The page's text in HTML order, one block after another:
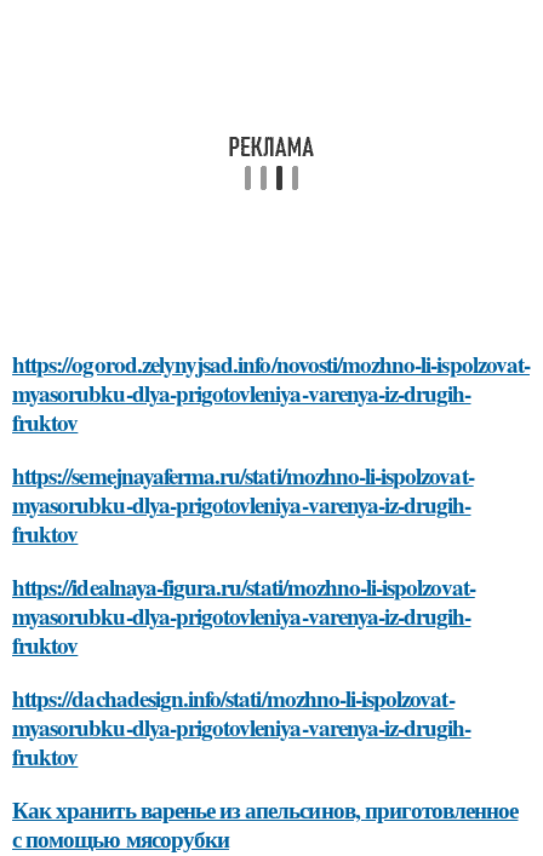
https://ogorod.zelynyjsad.info/novosti/mozhno-li-ispolzovat-
myasorubku-dlya-prigotovleniya-varenya-iz-drugih-
fruktov
https://semejnayaferma.ru/stati/mozhno-li-ispolzovat-
myasorubku-dlya-prigotovleniya-varenya-iz-drugih-
fruktov
https://idealnaya-figura.ru/stati/mozhno-li-ispolzovat-
myasorubku-dlya-prigotovleniya-varenya-iz-drugih-
fruktov
https://dachadesign.info/stati/mozhno-li-ispolzovat-
myasorubku-dlya-prigotovleniya-varenya-iz-drugih-
fruktov
Как хранить варенье из апельсинов, приготовленное
с помощью мясорубки